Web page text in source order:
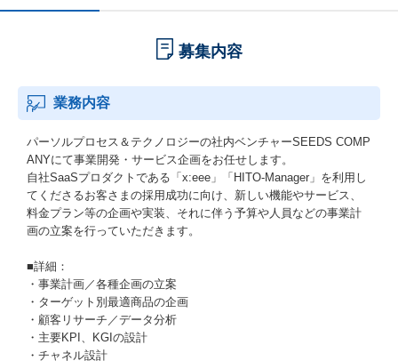
募集内容
業務内容
パーソルプロセス＆テクノロジーの社内ベンチャーSEEDS COMP
ANYにて事業開発・サービス企画をお任せします。
自社SaaSプロダクトである「x:eee」「HITO-Manager」を利用し
てくださるお客さまの採用成功に向け、新しい機能やサービス、
料金プラン等の企画や実装、それに伴う予算や人員などの事業計
画の立案を行っていただきます。
■詳細：
・事業計画／各種企画の立案
・ターゲット別最適商品の企画
・顧客リサーチ／データ分析
・主要KPI、KGIの設計
・チャネル設計